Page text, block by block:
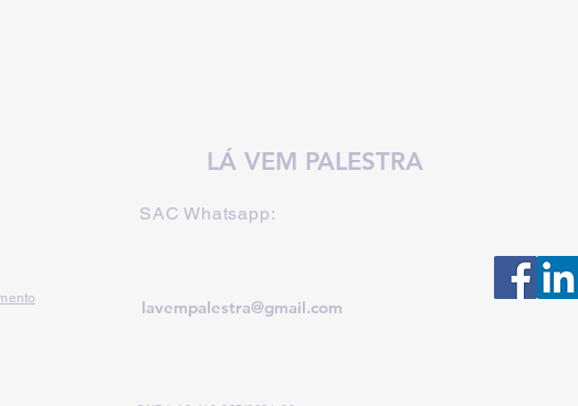
LÁ VEM PALESTRA
SAC Whatsapp:
lavempalestra@gmail.com